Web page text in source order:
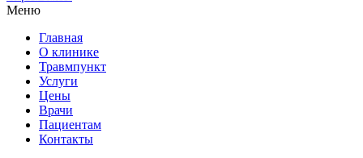
Меню
Главная
О клинике
Травмпункт
Услуги
Цены
Врачи
Пациентам
Контакты